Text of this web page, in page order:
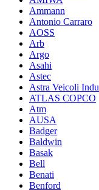
Ammann
Antonio Carraro
AOSS
Arb
Argo
Asahi
Astec
Astra Veicoli
ATLAS COPCO
Atm
AUSA
Badger
Baldwin
Basak
Bell
Benati
Benford